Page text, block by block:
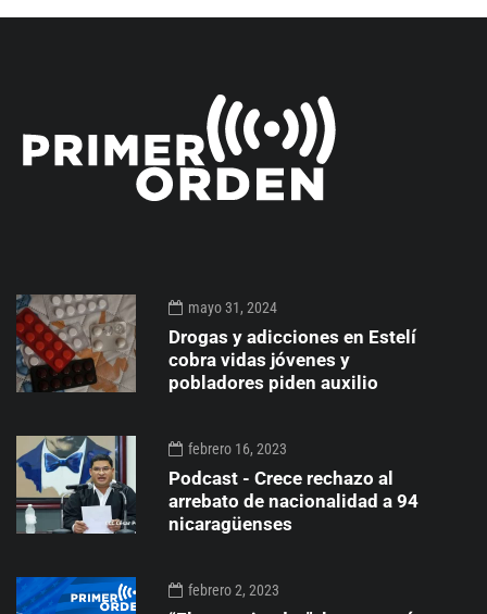
mayo 31, 2024
Drogas y adicciones en Estelí
cobra vidas jóvenes y
pobladores piden auxilio
febrero 16, 2023
Podcast - Crece rechazo al
arrebato de nacionalidad a 94
nicaragüenses
febrero 2, 2023